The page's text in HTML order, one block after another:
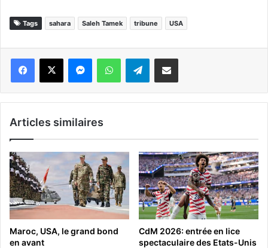
Tags sahara Saleh Tamek tribune USA
WhatsApp Telegram
Articles similaires
Maroc, USA, le grand bond
en avant
CdM 2026: entrée en lice
spectaculaire des Etats-Unis